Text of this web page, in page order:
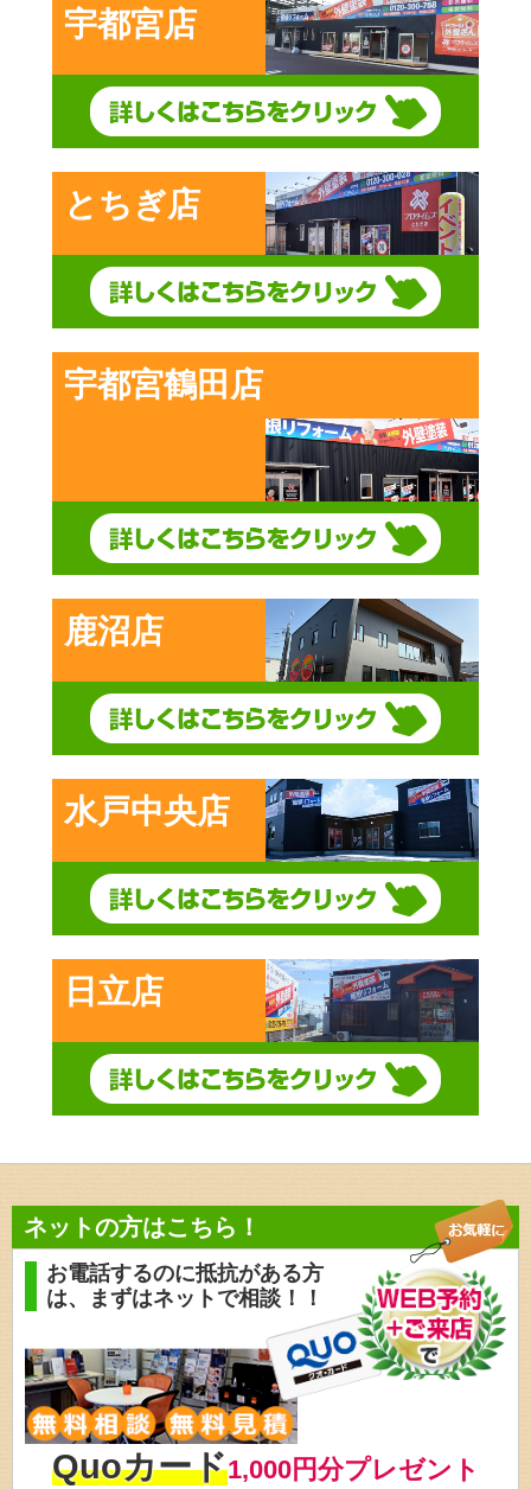
宇都宮店
とちぎ店
宇都宮鶴田店
鹿沼店
水戸中央店
日立店
ネットの方はこちら！
お電話するのに抵抗がある方
は、
まずはネットで相談！！
Quoカード1,000円分プレゼント